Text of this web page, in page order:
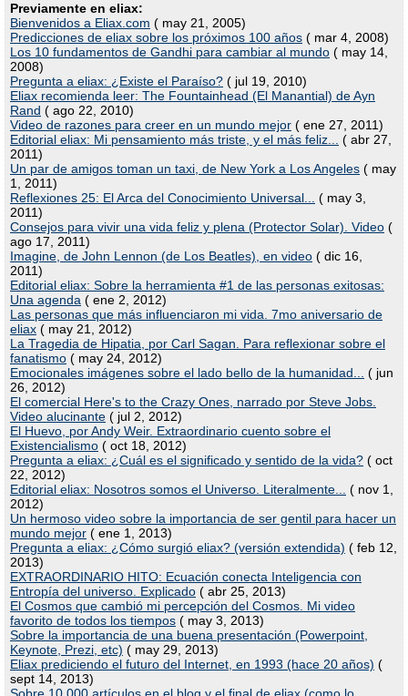
Previamente en eliax:
Bienvenidos a Eliax.com ( may 21, 2005)
Predicciones de eliax sobre los próximos 100 años ( mar 4, 2008)
Los 10 fundamentos de Gandhi para cambiar al mundo ( may 14,
2008)
Pregunta a eliax: ¿Existe el Paraíso? ( jul 19, 2010)
Eliax recomienda leer: The Fountainhead (El Manantial) de Ayn
Rand ( ago 22, 2010)
Video de razones para creer en un mundo mejor ( ene 27, 2011)
Editorial eliax: Mi pensamiento más triste, y el más feliz...
( abr 27,
2011)
Un par de amigos toman un taxi, de New York a Los Angeles ( may
1, 2011)
Reflexiones 25: El Arca del Conocimiento Universal...
( may 3,
2011)
Consejos para vivir una vida feliz y plena (Protector Solar). Video (
ago 17, 2011)
Imagine, de John Lennon (de Los Beatles), en video ( dic 16,
2011)
Editorial eliax: Sobre la herramienta #1 de las personas exitosas:
Una agenda ( ene 2, 2012)
Las personas que más influenciaron mi vida. 7mo aniversario de
eliax ( may 21, 2012)
La Tragedia de Hipatia, por Carl Sagan. Para reflexionar sobre el
fanatismo ( may 24, 2012)
Emocionales imágenes sobre el lado bello de la humanidad...
( jun
26, 2012)
El comercial Here's to the Crazy Ones, narrado por Steve Jobs.
Video alucinante ( jul 2, 2012)
El Huevo, por Andy Weir. Extraordinario cuento sobre el
Existencialismo ( oct 18, 2012)
Pregunta a eliax: ¿Cuál es el significado y sentido de la vida? ( oct
22, 2012)
Editorial eliax: Nosotros somos el Universo. Literalmente...
( nov 1,
2012)
Un hermoso video sobre la importancia de ser gentil para hacer un
mundo mejor ( ene 1, 2013)
Pregunta a eliax: ¿Cómo surgió eliax? (versión extendida) ( feb 12,
2013)
EXTRAORDINARIO HITO: Ecuación conecta Inteligencia con
Entropía del universo. Explicado ( abr 25, 2013)
El Cosmos que cambió mi percepción del Cosmos. Mi video
favorito de todos los tiempos ( may 3, 2013)
Sobre la importancia de una buena presentación (Powerpoint,
Keynote, Prezi, etc) ( may 29, 2013)
Eliax prediciendo el futuro del Internet, en 1993 (hace 20 años) (
sept 14, 2013)